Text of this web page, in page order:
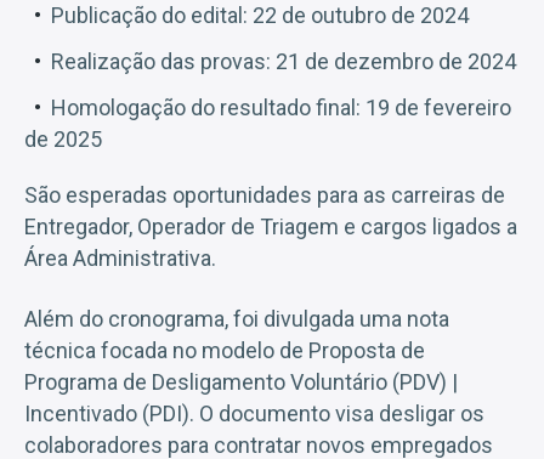
Publicação do edital: 22 de outubro de 2024
Realização das provas: 21 de dezembro de 2024
Homologação do resultado final: 19 de fevereiro
de 2025
São esperadas oportunidades para as carreiras de
Entregador, Operador de Triagem e cargos ligados a
Área Administrativa.
Além do cronograma, foi divulgada uma nota
técnica focada no modelo de Proposta de
Programa de Desligamento Voluntário (PDV) |
Incentivado (PDI). O documento visa desligar os
colaboradores para contratar novos empregados